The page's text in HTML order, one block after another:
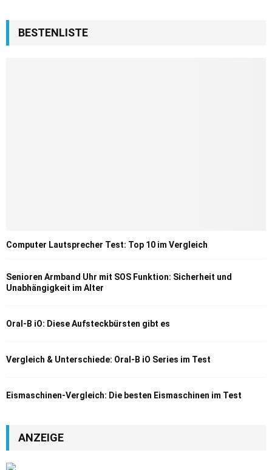
BESTENLISTE
Computer Lautsprecher Test: Top 10 im Vergleich
Senioren Armband Uhr mit SOS Funktion: Sicherheit und
Unabhängigkeit im Alter
Oral-B iO: Diese Aufsteckbürsten gibt es
Vergleich & Unterschiede: Oral-B iO Series im Test
Eismaschinen-Vergleich: Die besten Eismaschinen im Test
ANZEIGE